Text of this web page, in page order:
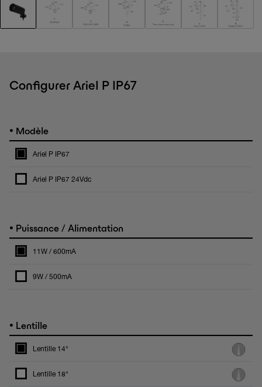
Configurer Ariel P IP67
• Modèle
Ariel P IP67
Ariel P IP67 24Vdc
• Puissance / Alimentation
11W / 600mA
9W / 500mA
• Lentille
Lentille 14°
Lentille 18°